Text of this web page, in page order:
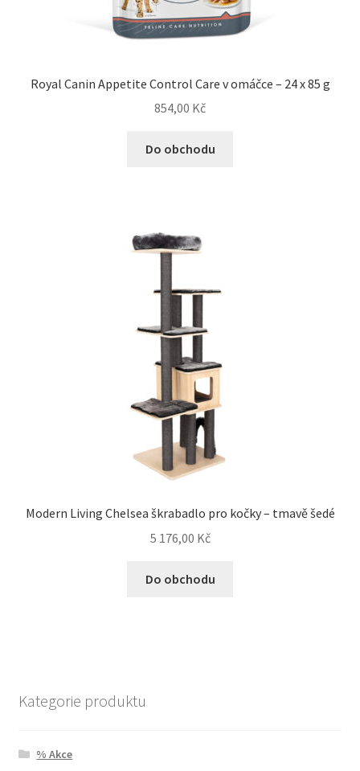
Royal Canin Appetite Control Care v omáčce – 24 x 85 g
854,00 Kč
Do obchodu
Modern Living Chelsea škrabadlo pro kočky – tmavě šedé
5 176,00 Kč
Do obchodu
Kategorie produktu
% Akce